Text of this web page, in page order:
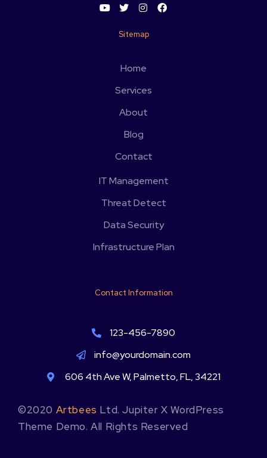
Sitemap
Home
Services
About
Blog
Contact
IT Management
Threat Detect
Data Security
Infrastructure Plan
Contact Information
123-456-7890
info@yourdomain.com
606 4th Ave W, Palmetto, FL, 34221
©2020 Artbees Ltd. Jupiter X WordPress
Theme Demo. All Rights Reserved